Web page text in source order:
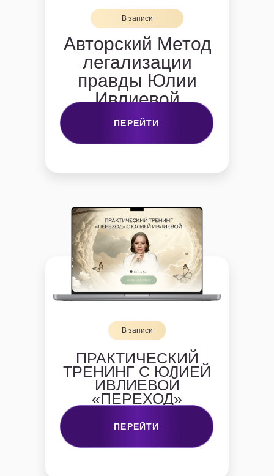
Авторский Метод
легализации
правды Юлии
Ивлиевой
В записи
ПЕРЕЙТИ
ПРАКТИЧЕСКИЙ
ТРЕНИНГ С ЮЛИЕЙ
ИВЛИЕВОЙ
«ПЕРЕХОД»
ПЕРЕЙТИ
В записи